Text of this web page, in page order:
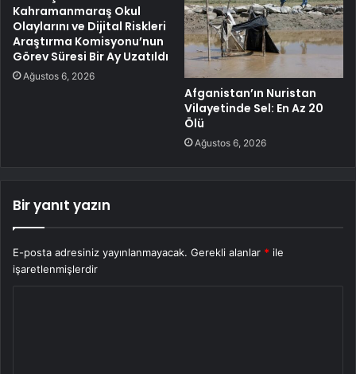
Kahramanmaraş Okul
Olaylarını ve Dijital Riskleri
Araştırma Komisyonu’nun
Görev Süresi Bir Ay Uzatıldı
Ağustos 6, 2026
Afganistan’ın Nuristan
Vilayetinde Sel: En Az 20
Ölü
Ağustos 6, 2026
Bir yanıt yazın
E-posta adresiniz yayınlanmayacak. Gerekli alanlar * ile
işaretlenmişlerdir